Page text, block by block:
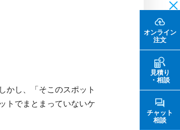
オンライン
注文
見積り
・相談
チャット
相談
かし、「そこのスポット
トでまとまっていないケ